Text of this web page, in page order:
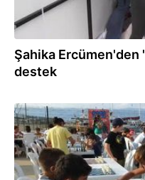
Şahika Ercümen'den
destek
12.09.2018